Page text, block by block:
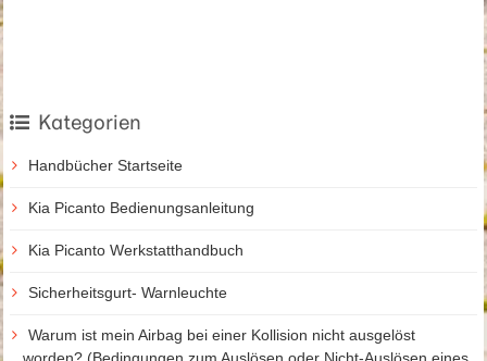
Kategorien
Handbücher Startseite
Kia Picanto Bedienungsanleitung
Kia Picanto Werkstatthandbuch
Sicherheitsgurt- Warnleuchte
Warum ist mein Airbag bei einer Kollision nicht ausgelöst
worden? (Bedingungen zum Auslösen oder Nicht-Auslösen eines